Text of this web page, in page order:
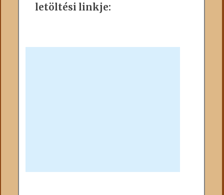
letöltési linkje: